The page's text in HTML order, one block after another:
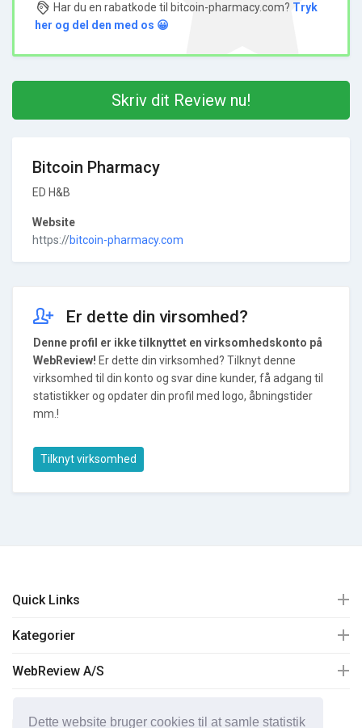
Dette website bruger cookies til at samle statistik
Har du en rabatkode til bitcoin-pharmacy.com? Tryk
her og del den med os 😀
Skriv dit Review nu!
Bitcoin Pharmacy
ED H&B
Website
https://bitcoin-pharmacy.com
Er dette din virsomhed?
Denne profil er ikke tilknyttet en virksomhedskonto på
WebReview! Er dette din virksomhed? Tilknyt denne
virksomhed til din konto og svar dine kunder, få adgang til
statistikker og opdater din profil med logo, åbningstider
mm.!
Tilknyt virksomhed
Quick Links
Kategorier
WebReview A/S